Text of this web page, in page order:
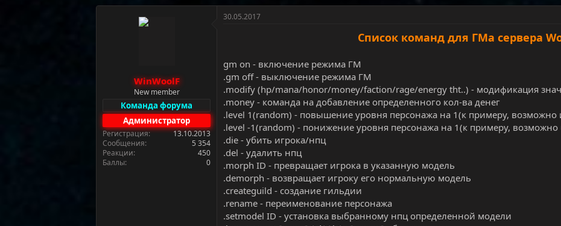
т
т
а
н
а
WinWoolF
New member
Команда форума
Администратор
Регистрация
13.10.2013
Сообщения
5 354
Реакции
450
Баллы
0
30.05.2017
Список команд для ГМа сервера
gm on - включение режима ГМ
.gm off - выключение режима ГМ
.modify (hp/mana/honor/money/faction/rage/energy tht..) - модификация
.money - команда на добавление определенного кол-ва денег
.level 1(random) - повышение уровня персонажа на 1(к примеру, возможно
.level -1(random) - понижение уровня персонажа на 1(к примеру,
.die - убить игрока/нпц
.del - удалить нпц
.morph ID - превращает игрока в указанную модель
.demorph - возвращает игроку его нормальную модель
.createguild - создание гильдии
.rename - переименование персонажа
.setmodel ID - установка выбранному нпц определенной модели